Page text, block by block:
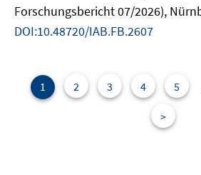
Forschungsbericht 07/2026),
DOI:10.48720/IAB.FB.2607
1 2 3 4 5
>